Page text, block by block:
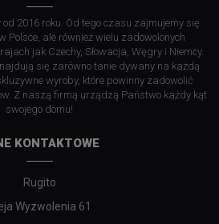
2016 roku. Od tego czasu zajmujemy się
Polsce, ale również wielu zadowolonych
jak Czechy, Słowacja, Węgry i Niemcy.
się zarówno tanie dywany na każdą
wyroby, które powinny zadowolić
Z naszą firmą urządzą Państwo każdy kąt
swojego domu!
KONTAKTOWE
Rugito
Wyzwolenia 61